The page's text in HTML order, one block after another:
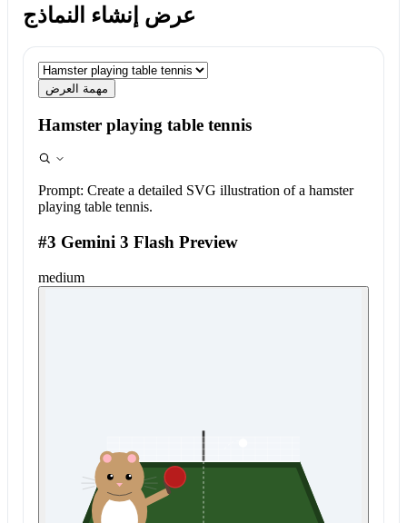
عرض إنشاء النماذج
مهمة العرض
Hamster playing table tennis
Prompt: Create a detailed SVG illustration of a hamster
playing table tennis.
#3 Gemini 3 Flash Preview
medium